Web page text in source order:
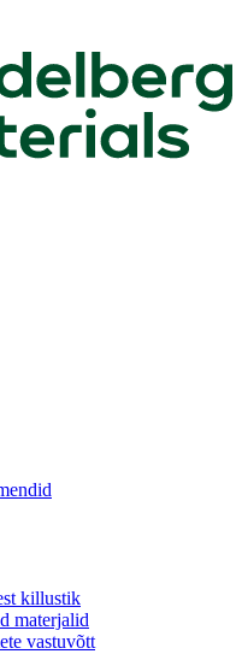
killustik
materjalid
vastuvõtt